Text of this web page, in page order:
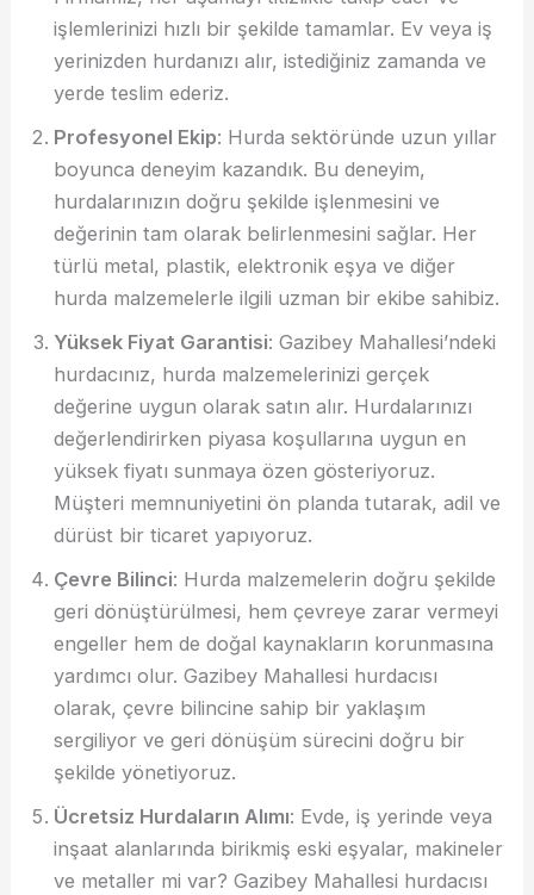
işlemlerinizi hızlı bir şekilde tamamlar. Ev veya iş
yerinizden hurdanızı alır, istediğiniz zamanda ve
yerde teslim ederiz.
Profesyonel Ekip: Hurda sektöründe uzun yıllar
boyunca deneyim kazandık. Bu deneyim,
hurdalarınızın doğru şekilde işlenmesini ve
değerinin tam olarak belirlenmesini sağlar. Her
türlü metal, plastik, elektronik eşya ve diğer
hurda malzemelerle ilgili uzman bir ekibe sahibiz.
Yüksek Fiyat Garantisi: Gazibey Mahallesi’ndeki
hurdacınız, hurda malzemelerinizi gerçek
değerine uygun olarak satın alır. Hurdalarınızı
değerlendirirken piyasa koşullarına uygun en
yüksek fiyatı sunmaya özen gösteriyoruz.
Müşteri memnuniyetini ön planda tutarak, adil ve
dürüst bir ticaret yapıyoruz.
Çevre Bilinci: Hurda malzemelerin doğru şekilde
geri dönüştürülmesi, hem çevreye zarar vermeyi
engeller hem de doğal kaynakların korunmasına
yardımcı olur. Gazibey Mahallesi hurdacısı
olarak, çevre bilincine sahip bir yaklaşım
sergiliyor ve geri dönüşüm sürecini doğru bir
şekilde yönetiyoruz.
Ücretsiz Hurdaların Alımı: Evde, iş yerinde veya
inşaat alanlarında birikmiş eski eşyalar, makineler
ve metaller mi var? Gazibey Mahallesi hurdacısı